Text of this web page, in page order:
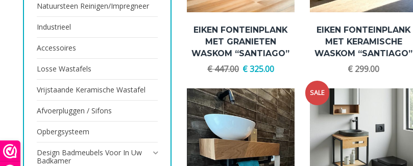
EIKEN FONTEINPLANK
MET GRANIETEN
WASKOM “SANTIAGO”
€447.00 €325.00
EIKEN FONTEINPLANK
MET KERAMISCHE
WASKOM “SANTIAGO”
€ 299.00
SALE
Natuursteen Reinigen/impregneer
Industrieel
Accessoires
Losse Wastafels
Vrijstaande Keramische Wastafel
Afvoerpluggen / Sifons
Opbergsysteem
Design Badmeubels Voor In Uw
Badkamer